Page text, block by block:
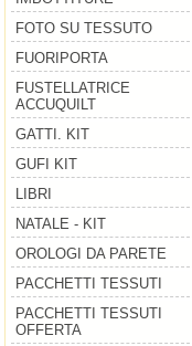
FOTO SU TESSUTO
FUORIPORTA
FUSTELLATRICE
ACCUQUILT
GATTI. KIT
GUFI KIT
LIBRI
NATALE - KIT
OROLOGI DA PARETE
PACCHETTI TESSUTI
PACCHETTI TESSUTI
OFFERTA